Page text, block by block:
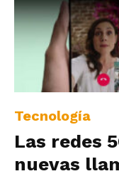
Tecnología
Las redes
nuevas